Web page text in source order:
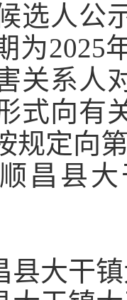
选人公
为2025
关系人
式向有
规定向
顺昌县
县大干